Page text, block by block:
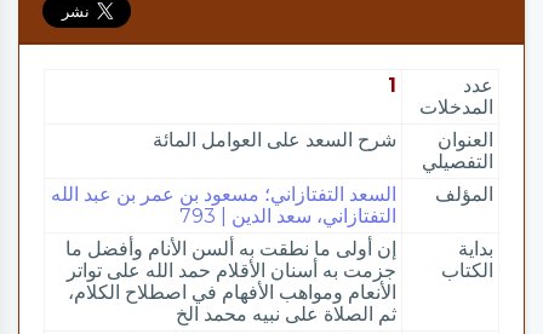
عدد
المدخلات
1
العنوان
التفصيلي
شرح السعد على العوامل المائة
المؤلف
السعد التفتازاني؛ مسعود بن عمر بن عبد الله
التفتازاني، سعد الدين | 793
بداية
الكتاب
إن أولى ما نطقت به ألسن الأنام وأفضل ما
جزمت به أسنان الأقلام حمد الله على تواتر
الأنعام ومواهب الأفهام في اصطلاح الكلام،
ثم الصلاة على نبيه محمد الخ